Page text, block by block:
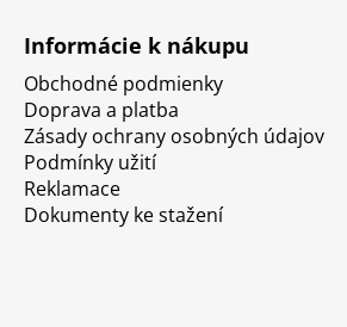
Informácie k nákupu
Obchodné podmienky
Doprava a platba
Zásady ochrany osobných údajov
Podmínky užití
Reklamace
Dokumenty ke stažení